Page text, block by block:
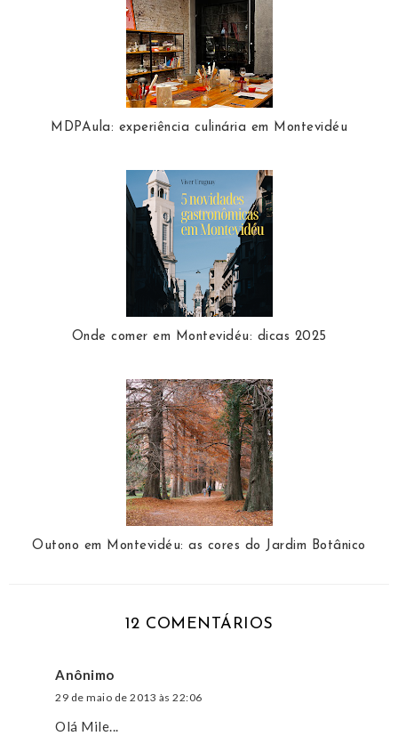
MDPAula: experiência culinária em Montevidéu
Onde comer em Montevidéu: dicas 2025
Outono em Montevidéu: as cores do Jardim Botânico
12 COMENTÁRIOS
Anônimo
29 de maio de 2013 às 22:06
Olá Mile...